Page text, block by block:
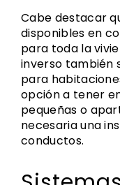
Cabe destacar
disponibles en
para toda la
inverso también
para
opción a tener
pequeñas o
necesaria una
conductos.